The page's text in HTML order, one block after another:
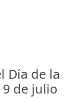
Día de la
9 de julio